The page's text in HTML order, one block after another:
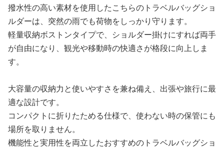
撥水性の高い素材を使用したこちらのトラベルバッグショ
ルダーは、突然の雨でも荷物をしっかり守ります。
軽量収納ボストンタイプで、ショルダー掛けにすれば両手
が自由になり、観光や移動時の快適さが格段に向上しま
す。
大容量の収納力と使いやすさを兼ね備え、出張や旅行に最
適な設計です。
コンパクトに折りたためる仕様で、使わない時の保管にも
場所を取りません。
機能性と実用性を両立したおすすめのトラベルバッグショ